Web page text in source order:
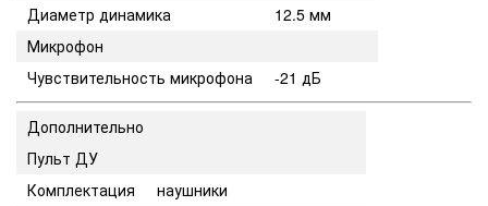
Диаметр динамика
12.5 мм
Микрофон
Чувствительность микрофона
-21 дБ
Дополнительно
Пульт ДУ
Комплектация
наушники